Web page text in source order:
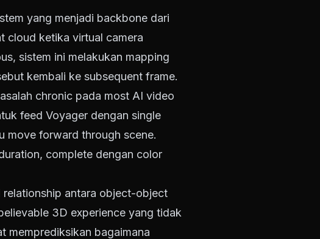
yang menjadi backbone dari
cloud ketika virtual camera
sistem ini melakukan mapping
kembali ke subsequent frame.
chronic pada most AI video
feed Voyager dengan single
move forward through scene.
complete dengan color
relationship antara object-object
3D experience yang tidak
memprediksikan bagaimana